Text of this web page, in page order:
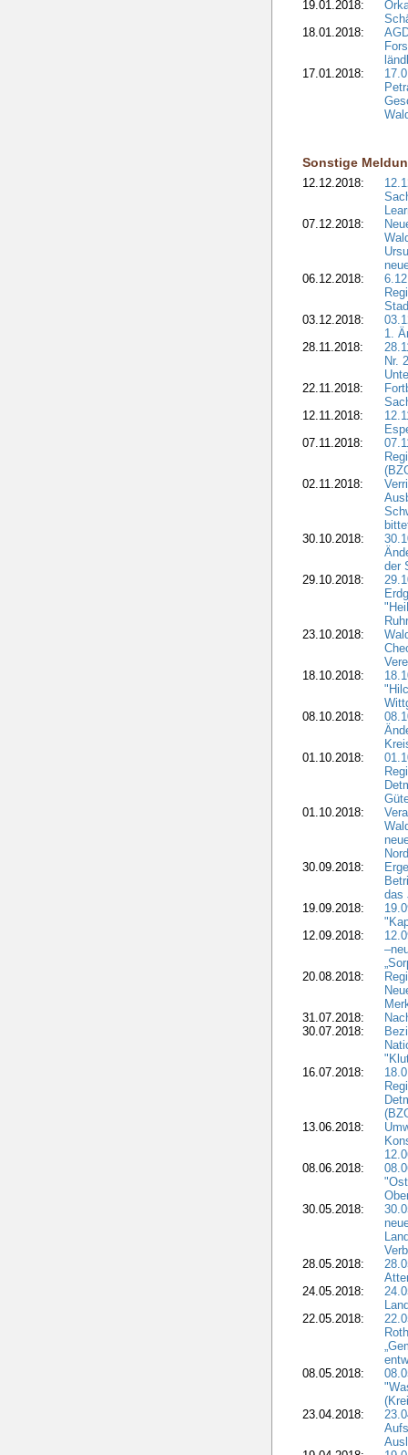
19.01.2018:
18.01.2018:
17.01.2018:
Sonstige
12.12.2018:
07.12.2018:
06.12.2018:
03.12.2018:
1.
28.11.2018:
Nr.
22.11.2018:
12.11.2018:
07.11.2018:
02.11.2018:
30.10.2018:
der
29.10.2018:
23.10.2018:
18.10.2018:
08.10.2018:
01.10.2018:
01.10.2018:
30.09.2018:
das
19.09.2018:
12.09.2018:
20.08.2018:
31.07.2018:
30.07.2018:
16.07.2018:
13.06.2018:
08.06.2018:
30.05.2018:
28.05.2018:
24.05.2018:
22.05.2018:
08.05.2018:
23.04.2018: